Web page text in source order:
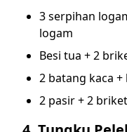
3 serpihan
logam
Besi tua + 2
2 batang kaca
2 pasir + 2